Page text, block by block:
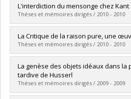
Diplômé(e) : Sarbazevatan, Sourena
Cycle : Maîtrise
Diplôme obtenu :M.A.
Lien vers le document dans Papyrus
L'interdiction du mensonge chez Kant
Thèses et mémoires dirigés / 2010 - 2010
Diplômé(e) :Barry, Amadousadjo
Cycle : Maîtrise
Diplôme obtenu :M.A.
Lien vers le document dans Papyrus
La Critique de la raison pure, une
Thèses et mémoires dirigés / 2010 - 2010
Diplômé(e) :Westra, Adam
Cycle :Maîtrise
Diplôme obtenu :M.A.
Lien vers le document dans Papyrus
La genèse des objets idéaux dans la
tardive de Husserl
Thèses et mémoires dirigés / 2009 - 2009